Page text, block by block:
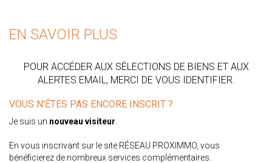
EN SAVOIR PLUS
POUR ACCÉDER AUX SÉLECTIONS DE BIENS ET AUX
ALERTES EMAIL, MERCI DE VOUS IDENTIFIER.
VOUS N'ÊTES PAS ENCORE INSCRIT ?
Je suis un nouveau visiteur
En vous inscrivant sur le site RÉSEAU PROXIMMO, vous
bénéficierez de nombreux services complémentaires.